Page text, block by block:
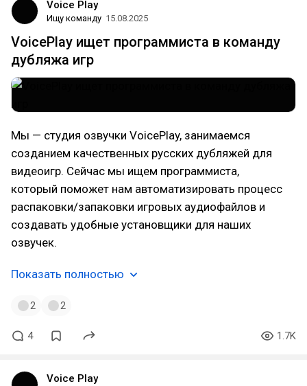
Voice Play
Ищу команду 15.08.2025
VoicePlay ищет программиста в команду
дубляжа игр
Мы — студия озвучки VoicePlay, занимаемся
созданием качественных русских дубляжей для
видеоигр. Сейчас мы ищем программиста,
который поможет нам автоматизировать процесс
распаковки/запаковки игровых аудиофайлов и
создавать удобные установщики для наших
озвучек.
Показать полностью
2 2
4 1.7K
Voice Play